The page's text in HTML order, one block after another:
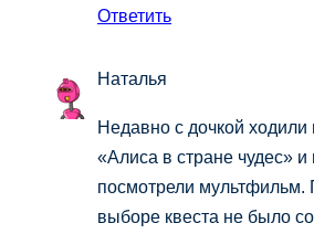
Ответить
Наталья
Недавно с дочкой ходили
«Алиса в стране чудес» и
посмотрели мультфильм.
выборе квеста не было